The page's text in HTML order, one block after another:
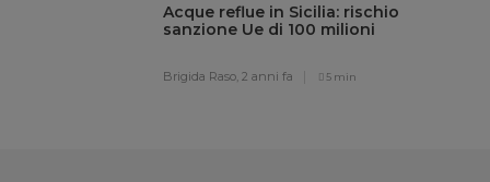
Acque reflue in Sicilia: rischio
sanzione Ue di 100 milioni
Brigida Raso,2 anni fa 5 min